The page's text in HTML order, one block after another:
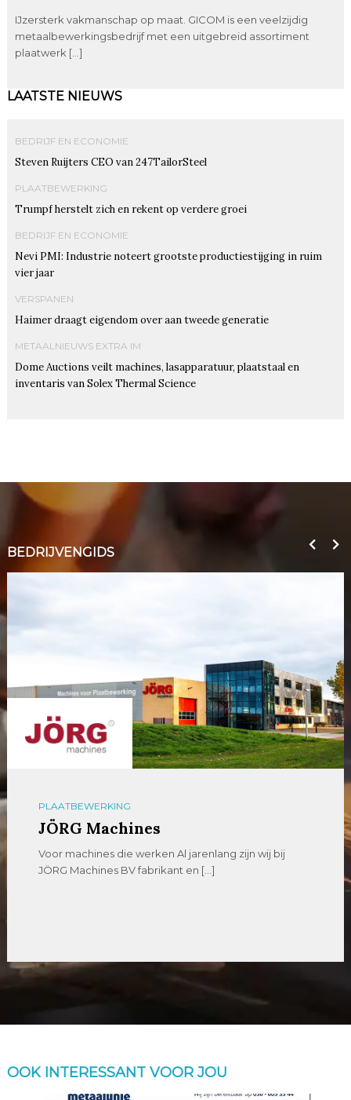
IJzersterk vakmanschap op maat. GICOM is een veelzijdig
metaalbewerkingsbedrijf met een uitgebreid assortiment
plaatwerk […]
LAATSTE NIEUWS
BEDRIJF EN ECONOMIE
Steven Ruijters CEO van 247TailorSteel
PLAATBEWERKING
Trumpf herstelt zich en rekent op verdere groei
BEDRIJF EN ECONOMIE
Nevi PMI: Industrie noteert grootste productiestijging in ruim
vier jaar
VERSPANEN
Haimer draagt eigendom over aan tweede generatie
METAALNIEUWS EXTRA IM
Dome Auctions veilt machines, lasapparatuur, plaatstaal en
inventaris van Solex Thermal Science
BEDRIJVENGIDS
PLAATBEWERKING
JÖRG Machines
Voor machines die werken Al jarenlang zijn wij bij
JÖRG Machines BV fabrikant en […]
OOK INTERESSANT VOOR JOU